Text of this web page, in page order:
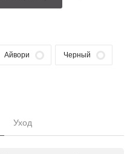
Айвори Черный
Уход